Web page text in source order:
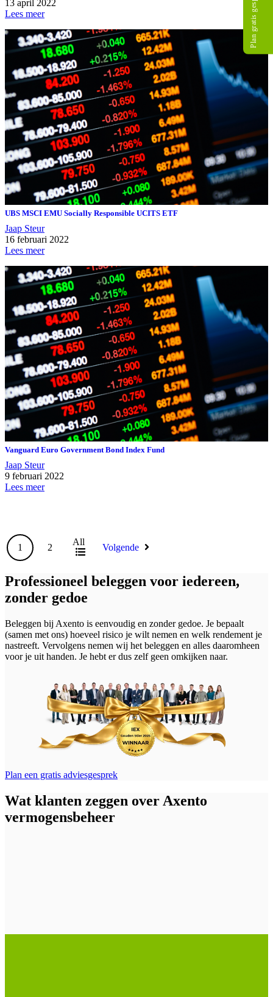
13 april 2022
Lees meer
UBS MSCI EMU Socially Responsible UCITS ETF
Jaap Steur
16 februari 2022
Lees meer
Vanguard Euro Government Bond Index Fund
Jaap Steur
9 februari 2022
Lees meer
1 2
All
Volgende
Professioneel beleggen voor iedereen,
zonder gedoe
Beleggen bij Axento is eenvoudig en zonder gedoe. Je bepaalt
(samen met ons) hoeveel risico je wilt nemen en welk rendement je
nastreeft. Vervolgens nemen wij het beleggen en alles daaromheen
voor je uit handen. Je hebt er dus zelf geen omkijken naar.
Plan een gratis adviesgesprek
Wat klanten zeggen over Axento
vermogensbeheer
Plan gratis gesprek